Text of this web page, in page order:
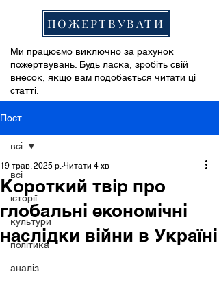
ПОЖЕРТВУВАТИ
Ми працюємо виключно за рахунок
пожертвувань. Будь ласка, зробіть свій
внесок, якщо вам подобається читати ці
статті.
Пост
всі
історії
культури
політика
аналіз
всі
Короткий твір про
глобальні економічні
наслідки війни в Україні
19 трав. 2025 р. Читати 4 хв